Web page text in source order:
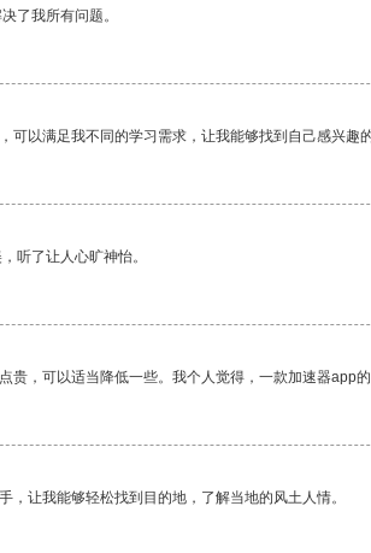
了我所有问题。
可以满足我不同的学习需求，让我能够找到自己感兴趣的
听了让人心旷神怡。
贵，可以适当降低一些。我个人觉得，一款加速器app
，让我能够轻松找到目的地，了解当地的风土人情。